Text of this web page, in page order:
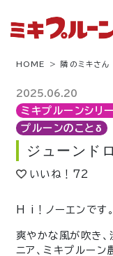
HOME 隣のミキさん
2025.06.20
ミキプルーンシリ
プルーンのことδ
ジューンド
いいね！ 72
H i！ノーエンです。
爽やかな風が吹き
ニア、ミキプルーン